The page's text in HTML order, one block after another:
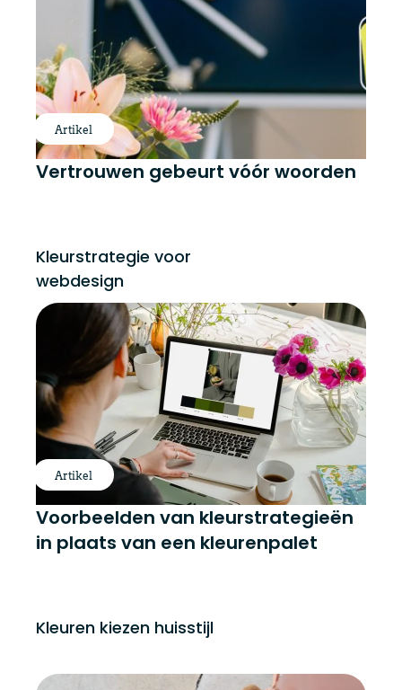
Artikel
Vertrouwen gebeurt vóór woorden
Kleurstrategie voor
webdesign
Artikel
Voorbeelden van kleurstrategieën
in plaats van een kleurenpalet
Kleuren kiezen huisstijl